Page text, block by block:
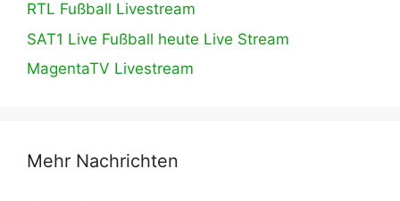
RTL Fußball Livestream
SAT1 Live Fußball heute Live Stream
MagentaTV Livestream
Mehr Nachrichten